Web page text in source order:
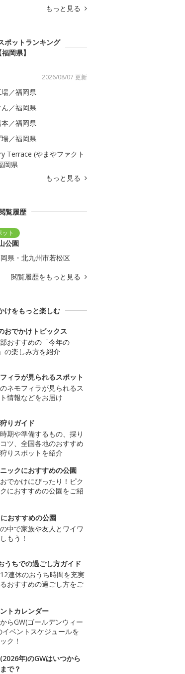
もっと見る
ポットランキング
福岡県】
2026/08/07 更新
／福岡県
／福岡県
／福岡県
／福岡県
Terrace (やまやファクト
岡県
もっと見る
覧履歴
公園
県・北九州市若松区
閲覧履歴をもっと見る
けをもっと楽しむ
おでかけトピックス
おすすめの「今年の
の楽しみ方を紹介
ィラが見られるスポット
ネモフィラが見られるス
情報などをお届け
りガイド
期や準備するもの、採り
ツ、全国各地のおすすめ
りスポットを紹介
ックにおすすめの公園
でかけにぴったり！ピク
におすすめの公園をご紹
おすすめの公園
中で家族や友人とワイワ
もう！
うちでの過ごし方ガイド
連休のおうち時間を充実
おすすめの過ごし方をご
トカレンダー
らGW(ゴールデンウィー
イベントスケジュールを
ク！
年)のGWはいつから
で？